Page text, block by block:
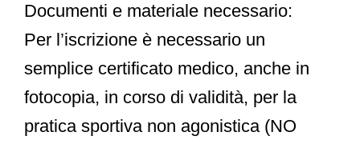
Documenti e materiale necessario:
Per l’iscrizione è necessario un
semplice certificato medico, anche in
fotocopia, in corso di validità, per la
pratica sportiva non agonistica(NO